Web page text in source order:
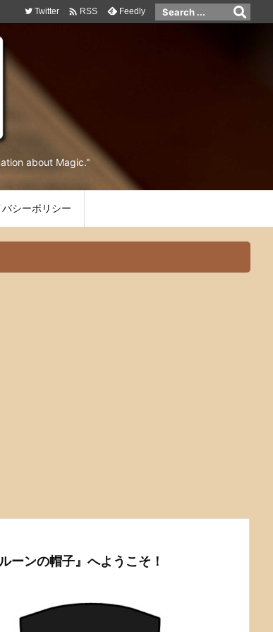
about Magic."
シーポリシー
Twitter  RSS Feedly
ルーンの帽子』へようこそ！